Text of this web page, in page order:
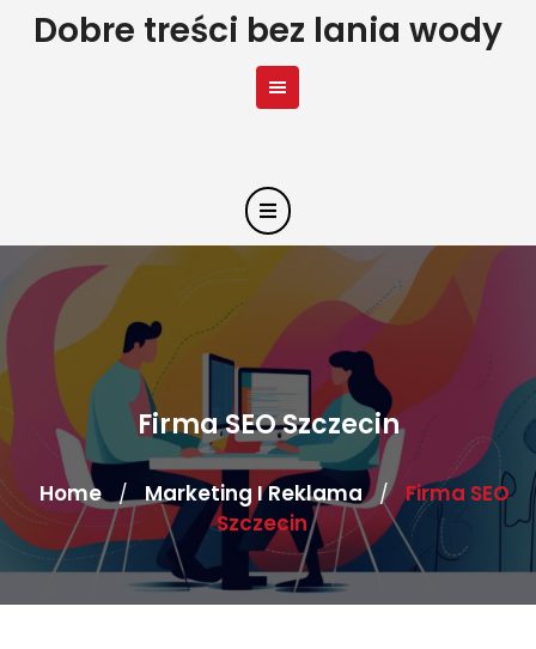
SkipDobre treści bez lania wody
Firma SEO Szczecin
Home / Marketing I Reklama / Firma SEO
Szczecin